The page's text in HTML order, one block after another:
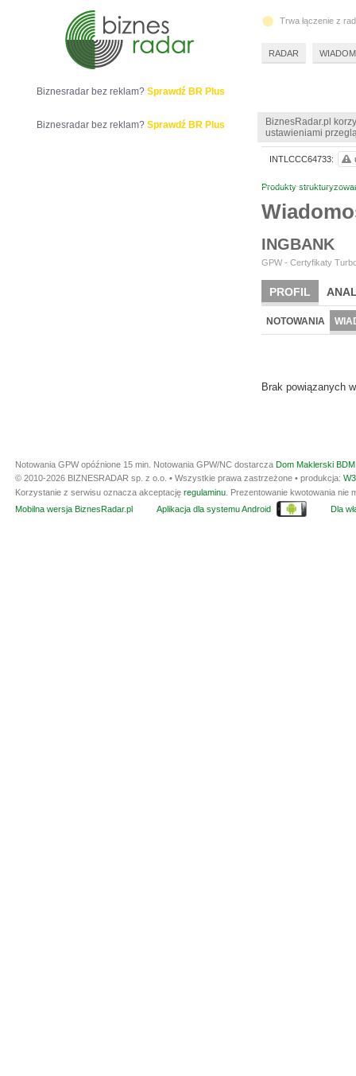
BiznesRadar.pl
ustawieniami
Produkty
INGBANK
GPW - Certyfikaty
PROFIL
NOTOWANIA
Brak powiązanych
INTLCCC64733:
Biznesradar bez reklam? Sprawdź BR Plus
Biznesradar bez reklam? Sprawdź BR Plus
Trwa łączenie z
RADAR
Notowania GPW opóźnione 15 min. Notowania GPW/NC dostarcza Dom Maklerski
© 2010-2026 BIZNESRADAR sp. z o.o. • Wszystkie prawa zastrzeżone • produkcja:
Korzystanie z serwisu oznacza akceptację regulaminu . Prezentowanie kwotowania
Mobilna wersja BiznesRadar.pl
Aplikacja dla systemu Android Dla